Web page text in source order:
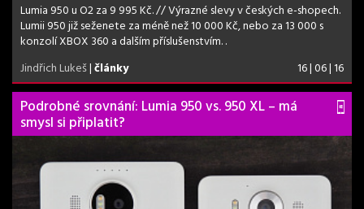
Lumia 950 u O2 za 9 995 Kč. // Výrazné slevy v českých e-shopech.
Lumii 950 již seženete za méně než 10 000 Kč, nebo za 13 000 s
konzolí XBOX 360 a dalším příslušenstvím. .
Jindřich Lukeš|články 16 | 06 | 16
Podrobné srovnání: Lumia 950 vs. 950 XL – má
smysl si připlatit?